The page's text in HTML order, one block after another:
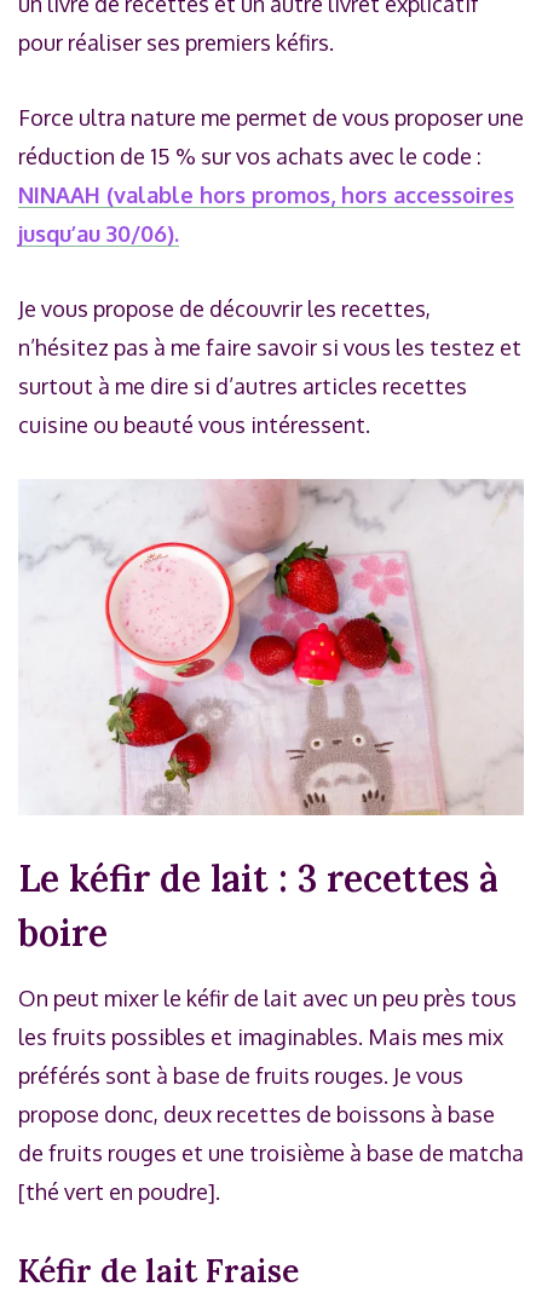
pour réaliser ses premiers kéfirs.
Force ultra nature me permet de vous proposer une
réduction de 15 % sur vos achats avec le code :
NINAAH (valable hors promos, hors accessoires
jusqu’au 30/06).
Je vous propose de découvrir les recettes,
n’hésitez pas à me faire savoir si vous les testez et
surtout à me dire si d’autres articles recettes
cuisine ou beauté vous intéressent.
Le kéfir de lait : 3 recettes à
boire
On peut mixer le kéfir de lait avec un peu près tous
les fruits possibles et imaginables. Mais mes mix
préférés sont à base de fruits rouges. Je vous
propose donc, deux recettes de boissons à base
de fruits rouges et une troisième à base de matcha
[thé vert en poudre].
Kéfir de lait Fraise